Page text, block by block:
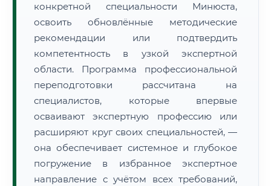
конкретной специальности Минюста,
освоить обновлённые методические
рекомендации или подтвердить
компетентность в узкой экспертной
области. Программа профессиональной
переподготовки рассчитана на
специалистов, которые впервые
осваивают экспертную профессию или
расширяют круг своих специальностей, —
она обеспечивает системное и глубокое
погружение в избранное экспертное
направление с учётом всех требований,